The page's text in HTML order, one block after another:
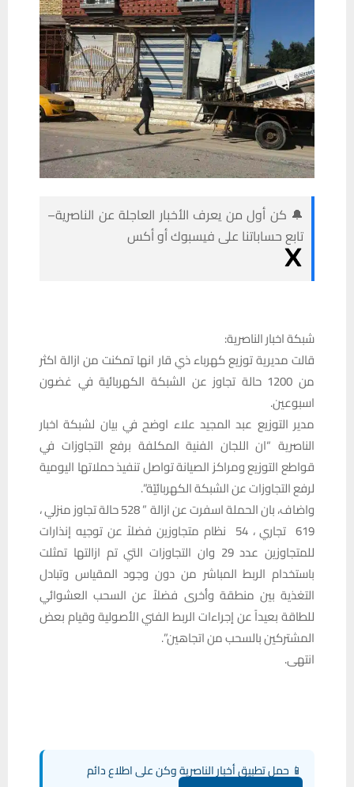
🔔 كن أول من يعرف الأخبار العاجلة عن الناصرية–
تابع حساباتنا على فيسبوك أو أكس
شبكة اخبار الناصرية:
قالت مديرية توزيع كهرباء ذي قار انها تمكنت من ازالة اكثر
من 1200 حالة تجاوز عن الشبكة الكهربائية في غضون
اسبوعين.
مدير التوزيع عبد المجيد علاء اوضح في بيان لشبكة اخبار
الناصرية “ان اللجان الفنية المكلفة برفع التجاوزات في
قواطع التوزيع ومراكز الصيانة تواصل تنفيذ حملاتها اليومية
لرفع التجاوزات عن الشبكة الكهربائيّة”.
واضاف، بان الحملة اسفرت عن ازالة ” 528 حالة تجاوز منزلي ،
619 تجاري ، 54 نظام متجاوزين فضلاً عن توجيه إنذارات
للمتجاوزين عدد 29 وان التجاوزات التي تم ازالتها تمثلت
باستخدام الربط المباشر من دون وجود المقياس وتبادل
التغذية بين منطقة وأخرى فضلاً عن السحب العشوائي
للطاقة بعيداً عن إجراءات الربط الفني الأصولية وقيام بعض
المشتركين بالسحب من اتجاهين”.
انتهى.
📱 حمل تطبيق أخبار الناصرية وكن على اطلاع دائم